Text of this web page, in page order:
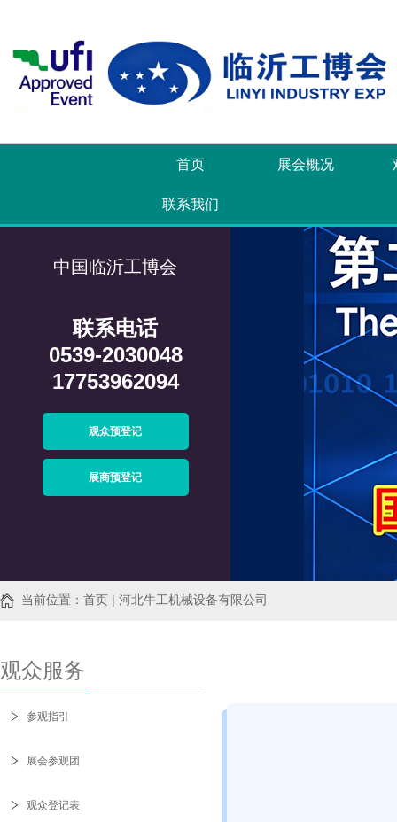
首页 展会概况
联系我们
中国临沂工博会
联系电话
0539-2030048
17753962094
观众预登记
展商预登记
当前位置：首页 | 河北牛工机械设备有限公司
观众服务
参观指引
展会参观团
观众登记表